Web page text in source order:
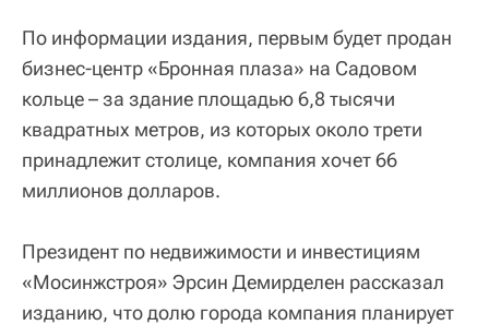
По информации издания, первым будет продан
бизнес-центр «Бронная плаза» на Садовом
кольце – за здание площадью 6,8 тысячи
квадратных метров, из которых около трети
принадлежит столице, компания хочет 66
миллионов долларов.
Президент по недвижимости и инвестициям
«Мосинжстроя» Эрсин Демирделен рассказал
изданию, что долю города компания планирует